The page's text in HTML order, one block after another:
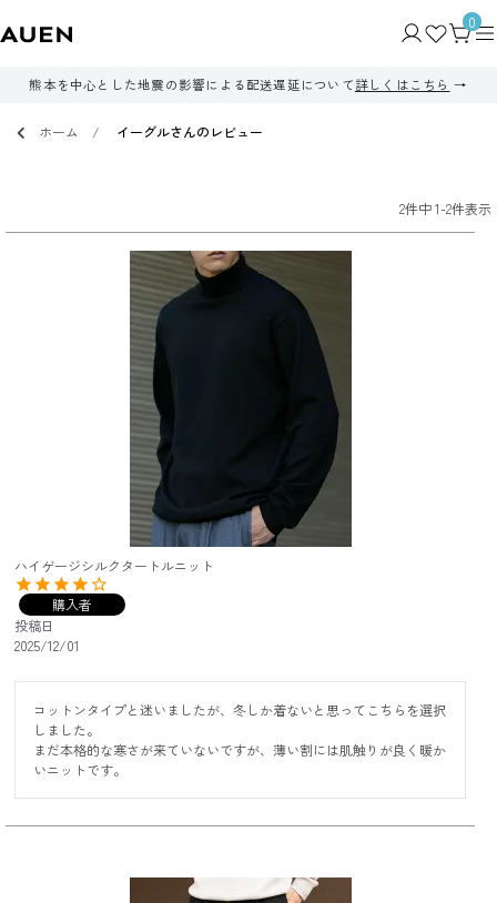
0
熊本を中心とした地震の影響による配送遅延について詳しくはこちら
ホーム イーグルさんのレビュー
2件中1-2件表示
ハイゲージシルクタートルニット
購入者
投稿日
2025/12/01
コットンタイプと迷いましたが、冬しか着ないと思ってこちらを選択
しました。
まだ本格的な寒さが来ていないですが、薄い割には肌触りが良く暖か
いニットです。